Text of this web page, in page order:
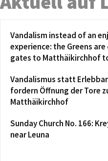
Vandalism instead of an
experience: the Greens
gates to Matthäikirchhof
Vandalismus statt
fordern Öffnung der Tore
Matthäikirchhof
Sunday Church No. 166:
near Leuna